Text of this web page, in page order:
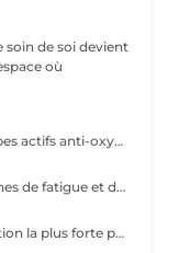
soin de soi devient
où
Ce soin possède des concentrés de principes actifs anti-oxydants et anti-rides. la formule concentrée de celui-ci prévient le vieillissement en procurant une hydratation et une régénération longue durée pour tous les types de rides, rides d'expression et les rides de gravité. La peau devient visiblement plus jeune, plus lisse, plus élastique et plus ferme. 1 soin : 135€ forfait 5 soins 610€
Ce traitement agit directement sur les signes de fatigue et de vieillissement de la peau, c'est un soin anti-âge puissant. Son action vise à favoriser les mécanismes de défense de l'organisme et le renouvellement cellulaire. Les rides et les imperfections de la peau sont éliminées et la peau récupère progressivement un aspect éclatant. 1 séance : 165€ Forfait 5 séances : 745€
Cosmelan est la méthode de dépigmentation la plus forte permettant d'éliminer intégralement les taches les plus sévères et les resistances et évite leur réapparition. Il peut également être utilisé pour de l'anti-age Ce traitement unifie alors le teint et augmente l'éclat de la peau. Prix sur devis uniquement, merci de nous contacter :)